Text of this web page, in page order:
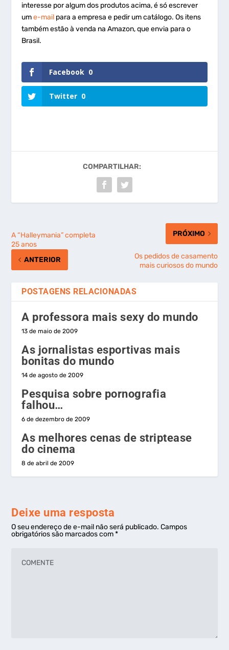
interesse por algum dos produtos acima, é só escrever
ume-mail para a empresa e pedir um catálogo. Os itens
também estão à venda na Amazon, que envia para o
Brasil.
Facebook 0
Twitter 0
COMPARTILHAR:
A “Halleymania” completa
25 anos
ANTERIOR
PRÓXIMO
Os pedidos de casamento
mais curiosos do mundo
POSTAGENS RELACIONADAS
A professora mais sexy do mundo
13 de maio de 2009
As jornalistas esportivas mais
bonitas do mundo
14 de agosto de 2009
Pesquisa sobre pornografia
falhou…
6 de dezembro de 2009
As melhores cenas de striptease
do cinema
8 de abril de 2009
Deixe uma resposta
O seu endereço de e-mail não será publicado. Campos
obrigatórios são marcados com*